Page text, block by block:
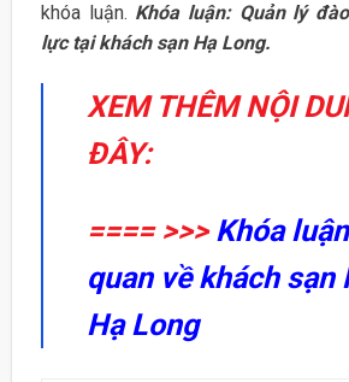
khóa luận. Khóa luận: Quản lý
lực tại khách sạn Hạ Long.
XEM THÊM NỘI
ĐÂY:
==== >>>Khóa
quan về khách sạn
Hạ Long